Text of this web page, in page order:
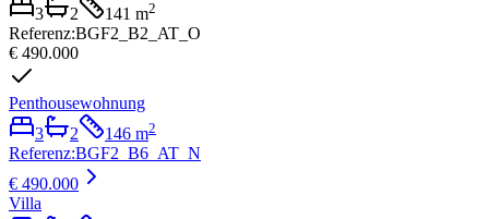
3
2 141 m2
Referenz:BGF2_B2_AT_O
€ 490.000
Penthousewohnung
3
2 146 m2
Referenz:BGF2_B6_AT_N
€ 490.000
Villa